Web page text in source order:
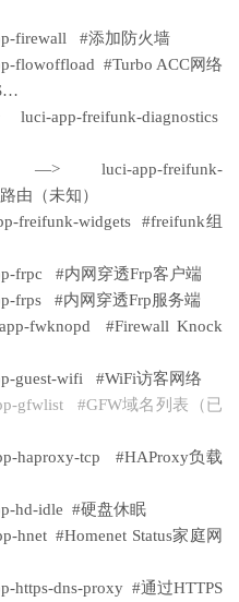
firewall #添加防火墙
flowoffload #Turbo ACC网络
app-freifunk-diagnostics
luci-app-freifunk-
由（未知）
freifunk-widgets #freifunk组
frpc #内网穿透Frp客户端
frps #内网穿透Frp服务端
fwknopd #Firewall Knock
guest-wifi #WiFi访客网络
gfwlist #GFW域名列表（已
haproxy-tcp #HAProxy负载
hd-idle #硬盘休眠
#Homenet Status家庭网
https-dns-proxy #通过HTTPS